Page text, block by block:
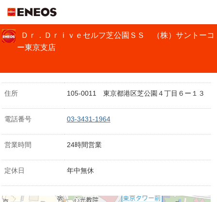
Ｄｒ．Ｄｒｉｖｅセルフ芝公園ＳＳ （株）サントーコ
ー東京支店
住所 105-0011 東京都港区芝公園４丁目６ー１３
電話番号 03-3431-1964
営業時間 24時間営業
定休日 年中無休